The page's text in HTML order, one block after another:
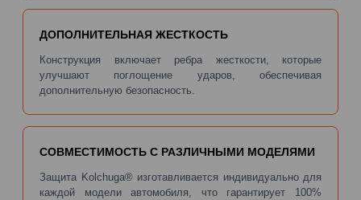
ДОПОЛНИТЕЛЬНАЯ ЖЕСТКОСТЬ
Конструкция включает ребра жесткости, которые
улучшают поглощение ударов, обеспечивая
дополнительную безопасность.
СОВМЕСТИМОСТЬ С РАЗЛИЧНЫМИ МОДЕЛЯМИ
Защита Kolchuga® изготавливается индивидуально для
каждой модели автомобиля, что гарантирует 100%